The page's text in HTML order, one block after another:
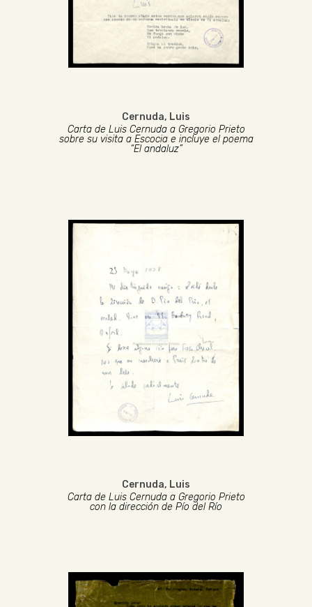
Cernuda, Luis
Carta de Luis Cernuda a Gregorio Prieto
sobre su visita a Escocia e incluye el poema
“El andaluz”
Cernuda, Luis
Carta de Luis Cernuda a Gregorio Prieto
con la dirección de Pío del Río